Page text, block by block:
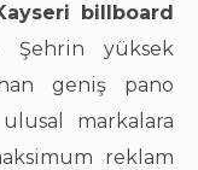
billboard
Şehrin yüksek
geniş pano
markalara
reklam